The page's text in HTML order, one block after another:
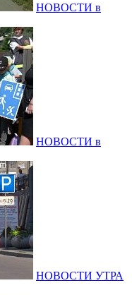
НОВОСТИ в
НОВОСТИ в
НОВОСТИ УТРА